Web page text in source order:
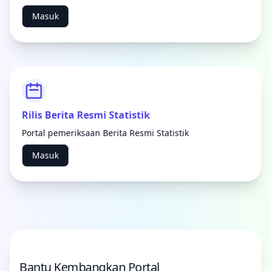
Masuk
Rilis Berita Resmi Statistik
Portal pemeriksaan Berita Resmi Statistik
Masuk
Bantu Kembangkan Portal